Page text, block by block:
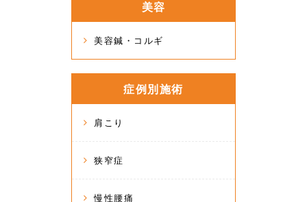
美容
美容鍼・コルギ
症例別施術
肩こり
狭窄症
慢性腰痛